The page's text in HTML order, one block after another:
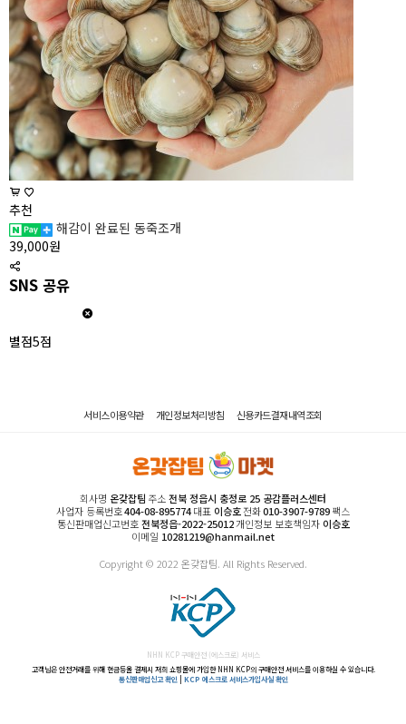
추천
해감이 완료된 동죽조개
39,000원
SNS 공유
별점5점
서비스이용약관 개인정보처리방침 신용카드결재내역조회
회사명 온갖잡팀 주소전북 정읍시 충정로 25 공감플러스센터
사업자 등록번호404-08-895774대표 이승호전화010-3907-9789팩스
통신판매업신고번호전북정읍-2022-25012개인정보 보호책임자이승호
이메일 10281219@hanmail.net
Copyright © 2022 온갖잡팀. All Rights Reserved.
NHN KCP 구매안전 (에스크로) 서비스
고객님은 안전거래를 위해 현금등올 결제시 저희 쇼핑몰에 가입한 NHN KCP의 구매안전 서비스를 이용하실 수 있습니다.
통신판매업신고 확인
KCP 에스크로 서비스가입사실 확인